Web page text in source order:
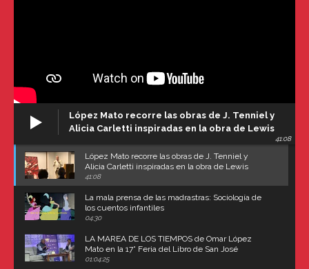
López Mato recorre las obras de J. Tenniel y
Alicia Carletti inspiradas en la obra de Lewis
41:08
López Mato recorre las obras de J. Tenniel y
Alicia Carletti inspiradas en la obra de Lewis
Carroll
41:08
La mala prensa de las madrastras: Sociología de
los cuentos infantiles
04:30
LA MAREA DE LOS TIEMPOS de Omar López
Mato en la 17° Feria del Libro de San José
(Uruguay)
01:04:25